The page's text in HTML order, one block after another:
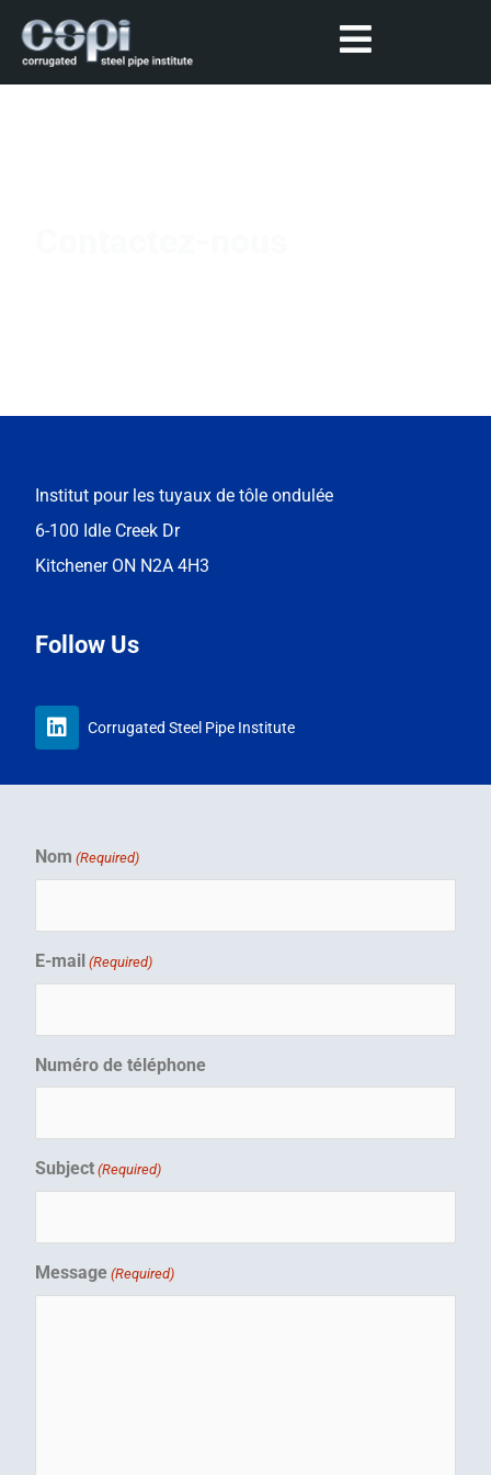
Institut pour les tuyaux de tôle ondulée
6-100 Idle Creek Dr
Kitchener ON N2A 4H3
Follow Us
L
i
k
i
n
Corrugated Steel Pipe Institute
Nom (Required)
E-mail (Required)
Numéro de téléphone
Subject (Required)
Message (Required)